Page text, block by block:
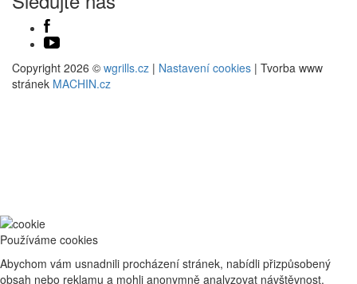
Copyright 2026 © wgrills.cz | Nastavení cookies | Tvorba www
stránek MACHIN.cz
Používáme cookies
Abychom vám usnadnili procházení stránek, nabídli přizpůsobený
obsah nebo reklamu a mohli anonymně analyzovat návštěvnost,